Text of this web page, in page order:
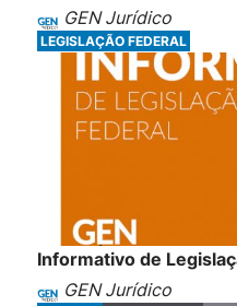
GEN Jurídico
LEGISLAÇÃO FEDERAL
Informativo de
GEN Jurídico